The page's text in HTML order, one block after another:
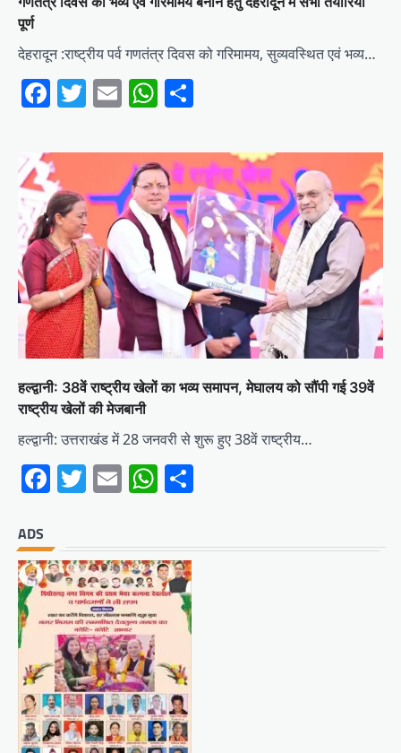
पूर्ण
देहरादून :राष्ट्रीय पर्व गणतंत्र दिवस को गरिमामय, सुव्यवस्थित एवं भव्य…
Facebook
Twitter
EmailWhatsApp
हल्द्वानी: 38वें राष्ट्रीय खेलों का भव्य समापन, मेघालय को सौंपी गई 39वें
राष्ट्रीय खेलों की मेजबानी
हल्द्वानी: उत्तराखंड में 28 जनवरी से शुरू हुए 38वें राष्ट्रीय…
Facebook
Twitter
EmailWhatsApp
ADS